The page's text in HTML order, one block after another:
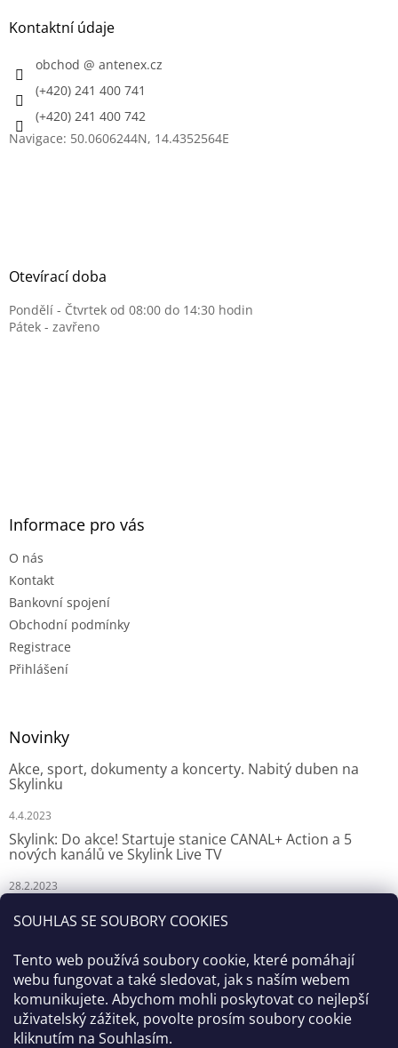
SOUHLAS SE SOUBORY COOKIES
Tento web používá soubory cookie, které pomáhají
webu fungovat a také sledovat, jak s naším webem
komunikujete. Abychom mohli poskytovat co nejlepší
uživatelský zážitek, povolte prosím soubory cookie
kliknutím na Souhlasím.
Kontaktní údaje
obchod @ antenex.cz
(+420) 241 400 741
(+420) 241 400 742
Navigace: 50.0606244N, 14.4352564E
Otevírací doba
Pondělí - Čtvrtek od 08:00 do 14:30 hodin
Pátek - zavřeno
Informace pro vás
O nás
Kontakt
Bankovní spojení
Obchodní podmínky
Registrace
Přihlášení
Novinky
Akce, sport, dokumenty a koncerty. Nabitý duben na
Skylinku
4.4.2023
Skylink: Do akce! Startuje stanice CANAL+ Action a 5
nových kanálů ve Skylink Live TV
28.2.2023